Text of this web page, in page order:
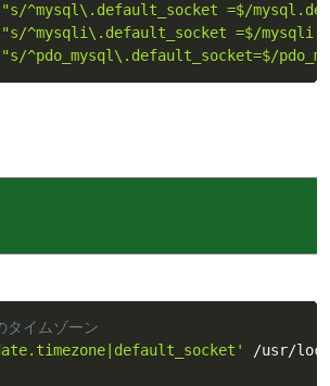
"s/^mysql\.default_socket =$/
"s/^mysqli\.default_socket =$/
"s/^pdo_mysql\.default_socket=$/
イムゾーン
/usr/